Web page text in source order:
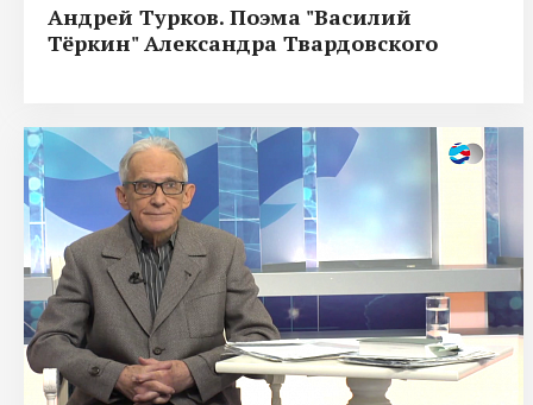
Андрей Турков. Поэма "Василий
Тёркин" Александра Твардовского